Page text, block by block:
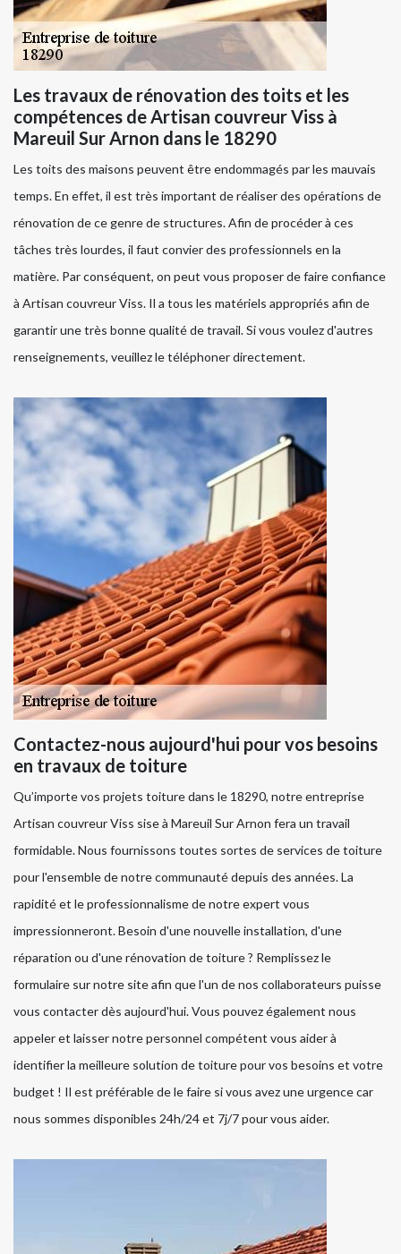
Les travaux de rénovation des toits et les
compétences de Artisan couvreur Viss à
Mareuil Sur Arnon dans le 18290
Les toits des maisons peuvent être endommagés par les mauvais
temps. En effet, il est très important de réaliser des opérations de
rénovation de ce genre de structures. Afin de procéder à ces
tâches très lourdes, il faut convier des professionnels en la
matière. Par conséquent, on peut vous proposer de faire confiance
à Artisan couvreur Viss. Il a tous les matériels appropriés afin de
garantir une très bonne qualité de travail. Si vous voulez d'autres
renseignements, veuillez le téléphoner directement.
Contactez-nous aujourd'hui pour vos besoins
en travaux de toiture
Qu’importe vos projets toiture dans le 18290, notre entreprise
Artisan couvreur Viss sise à Mareuil Sur Arnon fera un travail
formidable. Nous fournissons toutes sortes de services de toiture
pour l'ensemble de notre communauté depuis des années. La
rapidité et le professionnalisme de notre expert vous
impressionneront. Besoin d'une nouvelle installation, d'une
réparation ou d'une rénovation de toiture ? Remplissez le
formulaire sur notre site afin que l'un de nos collaborateurs puisse
vous contacter dès aujourd'hui. Vous pouvez également nous
appeler et laisser notre personnel compétent vous aider à
identifier la meilleure solution de toiture pour vos besoins et votre
budget ! Il est préférable de le faire si vous avez une urgence car
nous sommes disponibles 24h/24 et 7j/7 pour vous aider.